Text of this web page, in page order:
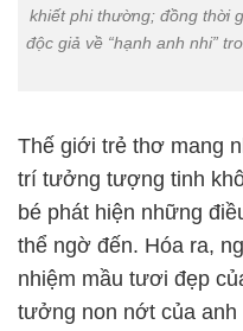
khiết phi thường; đồng thời
độc giả về “hạnh anh nhi”
Thế giới trẻ thơ mang
trí tưởng tượng tinh
bé phát hiện những
thể ngờ đến. Hóa ra,
nhiệm mầu tươi đẹp
tưởng non nớt của